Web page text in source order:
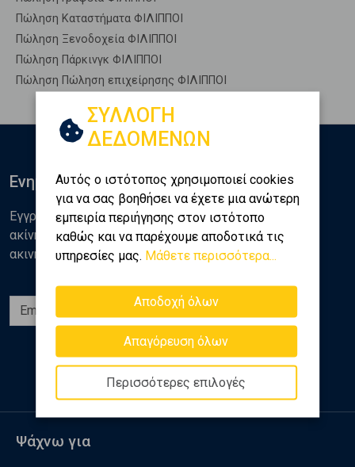
Πώληση Καταστήματα ΦΙΛΙΠΠΟΙ
Πώληση Ξενοδοχεία ΦΙΛΙΠΠΟΙ
Πώληση Πάρκινγκ ΦΙΛΙΠΠΟΙ
Πώληση Πώληση επιχείρησης ΦΙΛΙΠΠΟΙ
ΣΥΛΛΟΓΗ
ΔΕΔΟΜΕΝΩΝ
Αυτός ο ιστότοπος χρησιμοποιεί cookies
για να σας βοηθήσει να έχετε μια ανώτερη
εμπειρία περιήγησης στον ιστότοπο
καθώς και να παρέχουμε αποδοτικά τις
υπηρεσίες μας. Μάθετε περισσότερα...
Αποδοχή όλων
Απαγόρευση όλων
Περισσότερες επιλογές
Ενημερωθείτε
Εγγραφείτε στο newsletter της Golden Home για νέα
ακίνητα, αναλύσεις και διάφορα θέματα της αγοράς
ακινήτων
Εγγραφή
Ακολουθήστε μας
Ψάχνω για